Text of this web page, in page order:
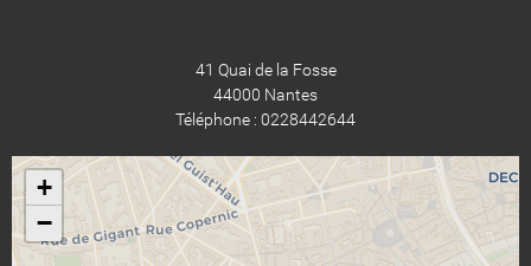
41 Quai de la Fosse
44000 Nantes
Téléphone : 0228442644
+
−